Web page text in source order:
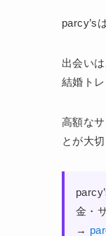
parcy’s
出会い
結婚ト
高額な
とが大切
金・
→